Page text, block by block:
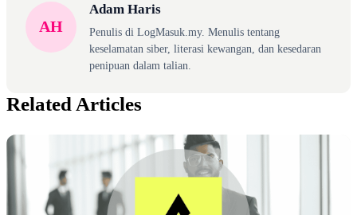
AH
Adam Haris
Penulis di LogMasuk.my. Menulis tentang
keselamatan siber, literasi kewangan, dan kesedaran
penipuan dalam talian.
Related Articles